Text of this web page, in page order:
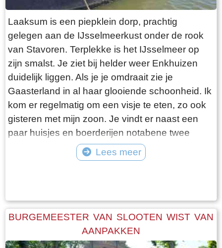
Laaksum is een piepklein dorp, prachtig
gelegen aan de IJsselmeerkust onder de rook
van Stavoren. Terplekke is het IJsselmeer op
zijn smalst. Je ziet bij helder weer Enkhuizen
duidelijk liggen. Als je je omdraait zie je
Gaasterland in al haar glooiende schoonheid. Ik
kom er regelmatig om een visje te eten, zo ook
gisteren met mijn zoon. Je vindt er naast een
paar huisjes en boerderijen notabene twee
visrestaurants op steenworp afstand van elkaar.
Er schijnt het jaar rond voldoende klandizie te
linker restaurant dat sinds een paar jaar in de
voormalige zoutloods gevestigd is. Zolang de
voorraad strekt welteverstaan. De naam
“Laaksumer Bot” suggereert dat de vis terplekke
Lees meer
BURGEMEESTER VAN SLOOTEN WIST VAN
AANPAKKEN